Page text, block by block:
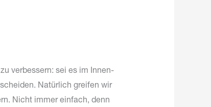
verbessern: sei es im Innen-
Natürlich greifen wir
Nicht immer einfach, denn